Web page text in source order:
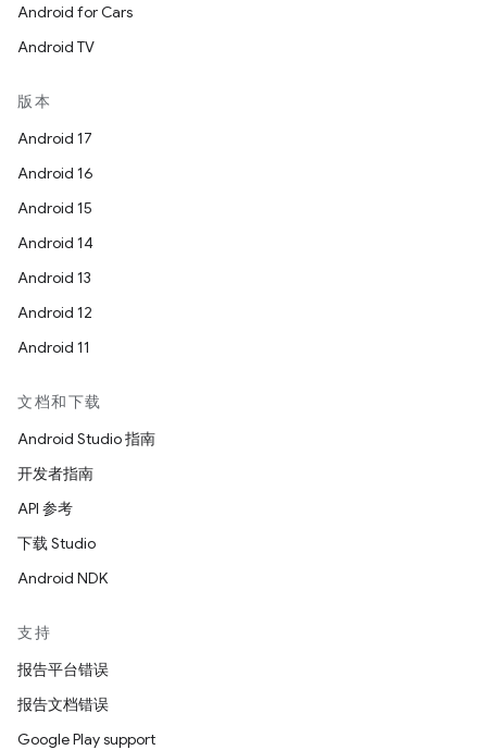
Android for Cars
Android TV
版本
Android 17
Android 16
Android 15
Android 14
Android 13
Android 12
Android 11
文档和下载
Android Studio 指南
开发者指南
API 参考
下载 Studio
Android NDK
支持
报告平台错误
报告文档错误
Google Play support